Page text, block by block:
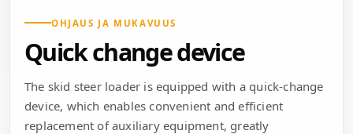
OHJAUS JA MUKAVUUS
Quick change device
The skid steer loader is equipped with a quick-change
device, which enables convenient and efficient
replacement of auxiliary equipment, greatly